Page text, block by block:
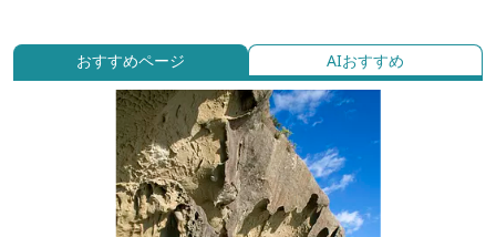
おすすめページ AIおすすめ